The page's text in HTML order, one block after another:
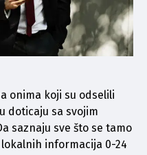
onima koji su odselili
doticaju sa svojim
saznaju sve što se tamo
informacija 0-24